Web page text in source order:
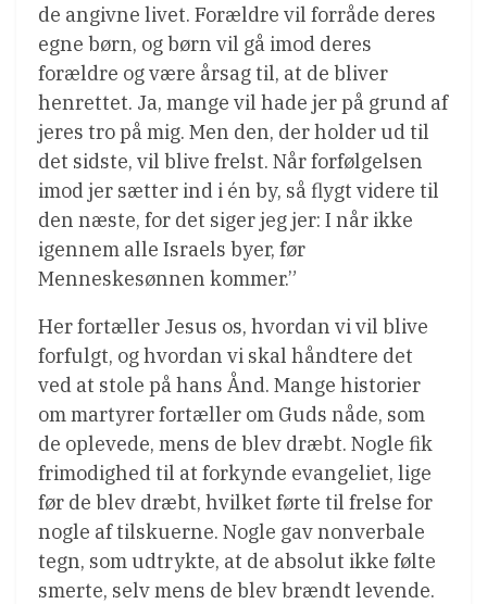
de angivne livet. Forældre vil forråde deres
egne børn, og børn vil gå imod deres
forældre og være årsag til, at de bliver
henrettet. Ja, mange vil hade jer på grund af
jeres tro på mig. Men den, der holder ud til
det sidste, vil blive frelst. Når forfølgelsen
imod jer sætter ind i én by, så flygt videre til
den næste, for det siger jeg jer: I når ikke
igennem alle Israels byer, før
Menneskesønnen kommer.”
Her fortæller Jesus os, hvordan vi vil blive
forfulgt, og hvordan vi skal håndtere det
ved at stole på hans Ånd. Mange historier
om martyrer fortæller om Guds nåde, som
de oplevede, mens de blev dræbt. Nogle fik
frimodighed til at forkynde evangeliet, lige
før de blev dræbt, hvilket førte til frelse for
nogle af tilskuerne. Nogle gav nonverbale
tegn, som udtrykte, at de absolut ikke følte
smerte, selv mens de blev brændt levende.